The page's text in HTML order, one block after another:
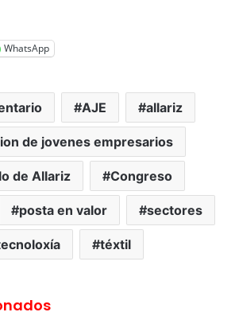
WhatsApp
AJE allariz
de jovenes empresarios
de Allariz Congreso
posta en valor sectores
téxtil